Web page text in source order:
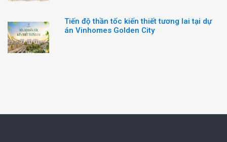
Tiến độ thần tốc kiến thiết tương lai tại dự
án Vinhomes Golden City